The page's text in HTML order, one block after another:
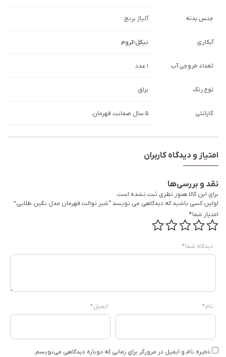
جنس بدنه آلیاژ برنج
آبکاری نیکل-کروم
تعداد خروجی آب 1 عدد
نوع رنگ براق
گارانتی 5 سال ضمانت قهرمان
امتیاز و دیدگاه کاربران
نقد و بررسی‌ها
برای این کالا هنوز نظری ثبت نشده است.
اولین کسی باشید که دیدگاهی می نویسد “شیر توالت قهرمان مدل نگین طلایی”
امتیاز شما*
دیدگاه شما*
نام* ایمیل*
ذخیره نام و ایمیل در مرورگر برای زمانی که دوباره دیدگاهی می‌نویسم.